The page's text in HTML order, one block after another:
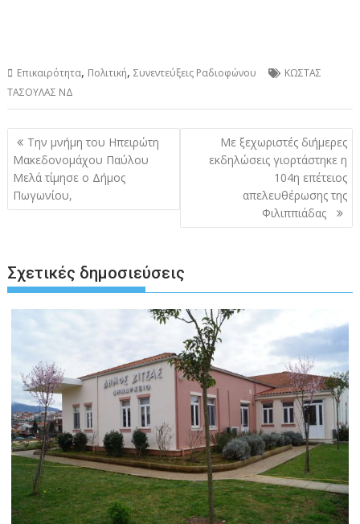
Επικαιρότητα, Πολιτική,Συνεντεύξεις Ραδιοφώνου
ΚΩΣΤΑΣ
ΤΑΣΟΥΛΑΣ ΝΔ
Πλοήγηση
άρθρων
Την μνήμη του Ηπειρώτη
Μακεδονομάχου Παύλου
Μελά τίμησε ο Δήμος
Πωγωνίου,
Με ξεχωριστές διήμερες
εκδηλώσεις γιορτάστηκε η
104η επέτειος
απελευθέρωσης της
Φιλιππιάδας
Σχετικές δημοσιεύσεις